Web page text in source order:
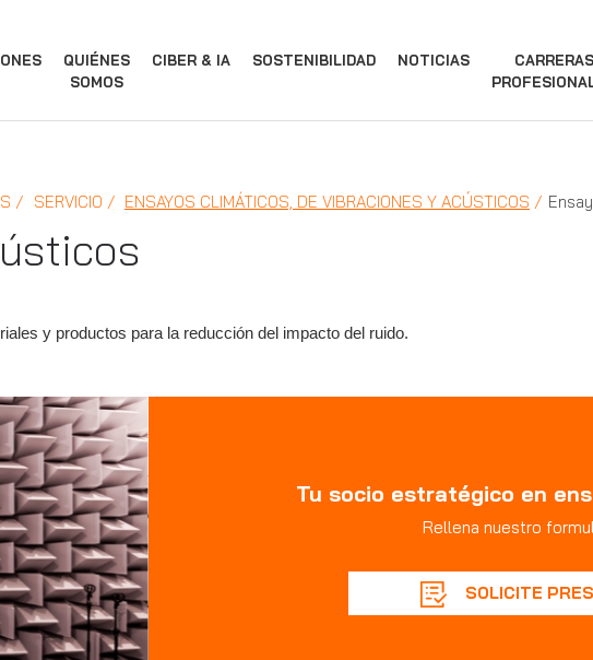
QUIÉNES
SOMOS
CIBER & IA SOSTENIBILIDAD NOTICIAS
CARRERAS
SERVICIO ENSAYOS CLIMÁTICOS, DE VIBRACIONES Y ACÚSTICOS
y productos para la reducción del impacto del ruido.
Tu socio estratégico en
Rellena nuestro
SOLICITE